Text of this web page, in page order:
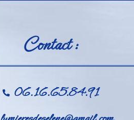
Contact :
06.16.65.84.91